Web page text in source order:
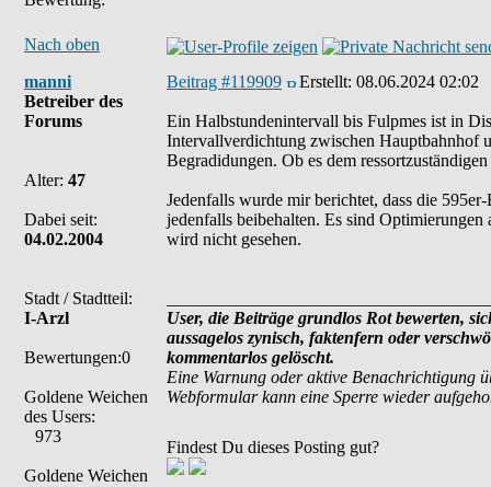
Nach oben
manni
Betreiber des
Forums
Alter: 47
Dabei seit:
04.02.2004
Stadt / Stadtteil:
I-Arzl
Bewertungen:0
Goldene Weichen
des Users:
973
Goldene Weichen
Beitrag #119909 Erstellt: 08.06.2024 02:02
Ein Halbstundenintervall bis Fulpmes ist in
Intervallverdichtung zwischen Hauptbahnhof
Begradidungen. Ob es dem
Jedenfalls wurde mir berichtet, dass die
jedenfalls beibehalten. Es sind
wird nicht gesehen.
User, die Beiträge grundlos Rot bewerten,
aussagelos zynisch, faktenfern oder
kommentarlos gelöscht.
Eine Warnung oder aktive Benachrichtigung
Webformular kann eine Sperre wieder
Findest Du dieses Posting gut?